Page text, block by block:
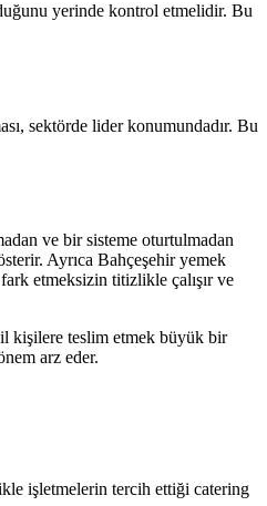
yerinde kontrol etmelidir. Bu
sektörde lider konumundadır. Bu
ve bir sisteme oturtulmadan
Ayrıca Bahçeşehir yemek
etmeksizin titizlikle çalışır ve
kişilere teslim etmek büyük bir
arz eder.
işletmelerin tercih ettiği catering